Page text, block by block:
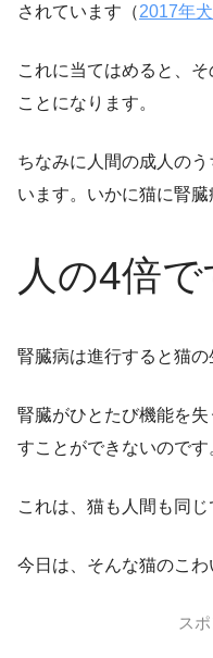
されています（2017年
これに当てはめると、
ことになります。
ちなみに人間の成人の
います。いかに猫に腎臓
人の4倍で
腎臓病は進行すると猫の
腎臓がひとたび機能を
すことができないのです
これは、猫も人間も同じ
今日は、そんな猫のこわ
ス